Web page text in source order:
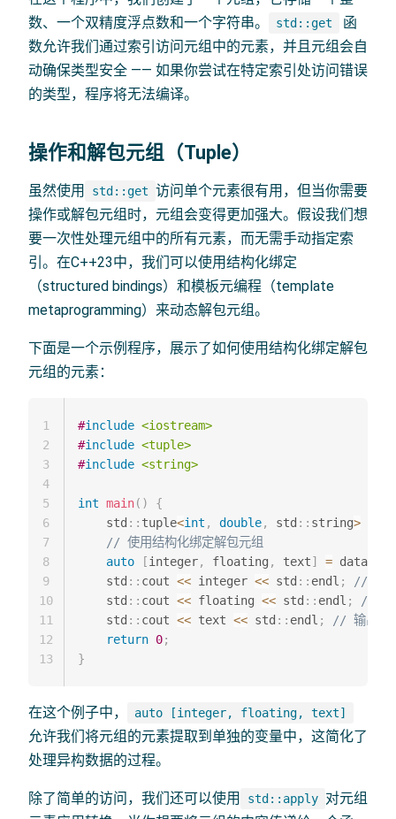
数、一个双精度浮点数和一个字符串。
std::get
函
数允许我们通过索引访问元组中的元素，并且元组会自
动确保类型安全 —— 如果你尝试在特定索引处访问错误
的类型，程序将无法编译。
操作和解包元组（Tuple）
虽然使用 std::get 访问单个元素很有用，但当你需要
操作或解包元组时，元组会变得更加强大。假设我们想
要一次性处理元组中的所有元素，而无需手动指定索
引。在C++23中，我们可以使用结构化绑定
（structured bindings）和模板元编程（template
metaprogramming）来动态解包元组。
下面是一个示例程序，展示了如何使用结构化绑定解包
元组的元素：
#include <iostream>
#include <tuple>
#include <string>
int main( )
{
    std
:: tuple<int , double, std :: string>
// 使用结构化绑定解包元组
auto
[integer, floating , text] = data
    std
:: cout << integer << std :: endl ;
//
    std
:: cout << floating << std :: endl ;
// 输
    std
:: cout << text << std :: endl ;
// 输出
return 0;
}
1
2
3
4
5
6
7
8
9
10
11
12
13
在这个例子中， auto [integer, floating, text]
允许我们将元组的元素提取到单独的变量中，这简化了
处理异构数据的过程。
除了简单的访问，我们还可以使用 std::apply 对元组